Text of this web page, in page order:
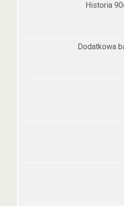
Historia
Dodatkowa